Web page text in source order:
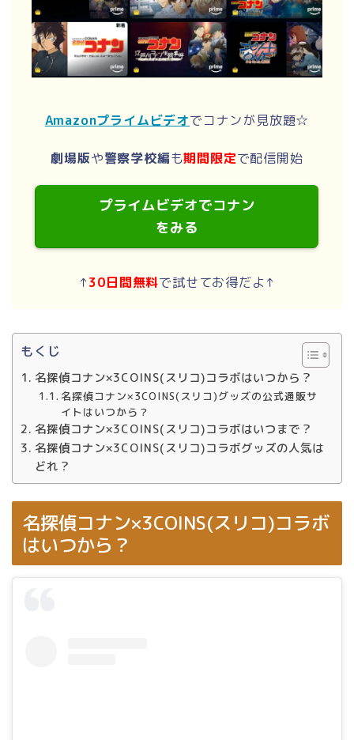
Amazonプライムビデオでコナンが見放題☆
劇場版や警察学校編も期間限定で配信開始
プライムビデオでコナン
をみる
↑30日間無料で試せてお得だよ↑
もくじ
名探偵コナン×3COINS(スリコ)コラボはいつから？
名探偵コナン×3COINS(スリコ)グッズの公式通販サ
イトはいつから？
名探偵コナン×3COINS(スリコ)コラボはいつまで？
名探偵コナン×3COINS(スリコ)コラボグッズの人気は
どれ？
名探偵コナン×3COINS(スリコ)コラボ
はいつから？